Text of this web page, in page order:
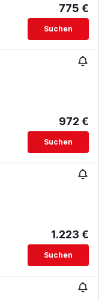
775 €
Suchen
972 €
Suchen
1.223 €
Suchen